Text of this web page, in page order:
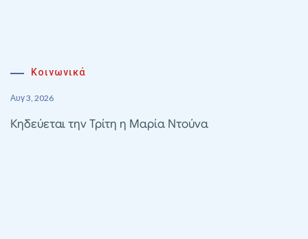
Κοινωνικά
Αυγ 3, 2026
Κηδεύεται την Τρίτη η Μαρία Ντούνα